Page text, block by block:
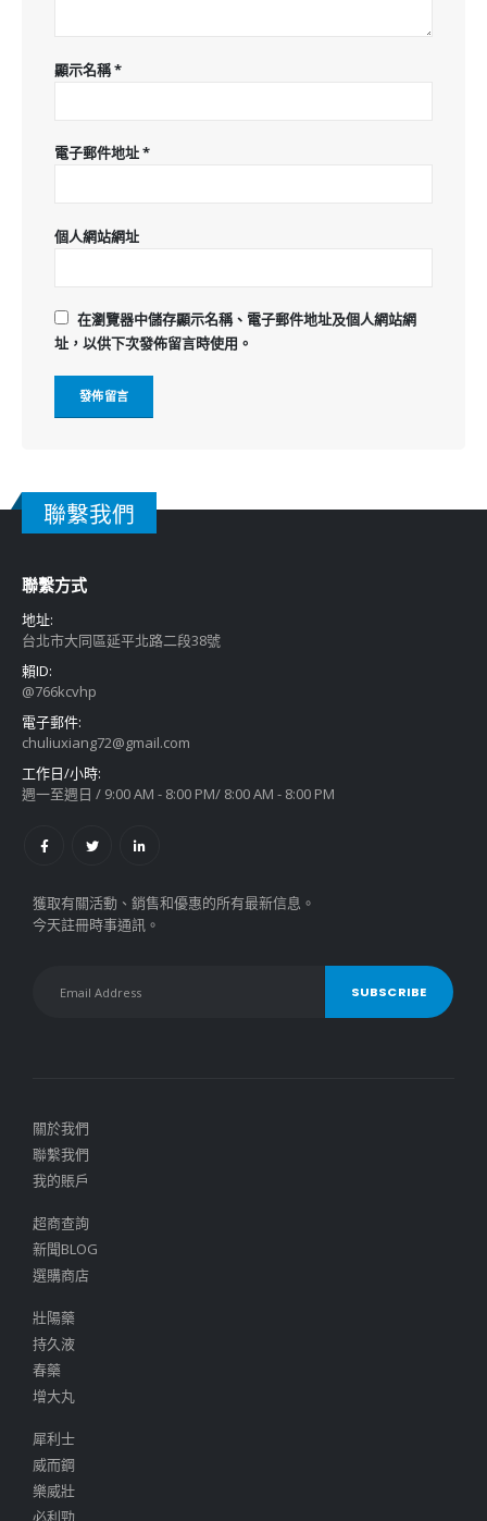
顯示名稱*
電子郵件地址*
個人網站網址
在瀏覽器中儲存顯示名稱、電子郵件地址及個人網站網
址，以供下次發佈留言時使用。
聯繫我們
聯繫方式
地址:
台北市大同區延平北路二段38號
賴ID:
@766kcvhp
電子郵件:
chuliuxiang72@gmail.com
工作日/小時:
週一至週日 / 9:00 AM - 8:00 PM/ 8:00 AM - 8:00 PM
獲取有關活動、銷售和優惠的所有最新信息。
今天註冊時事通訊。
關於我們
聯繫我們
我的賬戶
超商查詢
新聞BLOG
選購商店
壯陽藥
持久液
春藥
增大丸
犀利士
威而鋼
樂威壯
必利勁